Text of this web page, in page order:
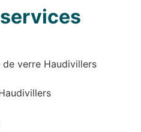
verre Haudivillers